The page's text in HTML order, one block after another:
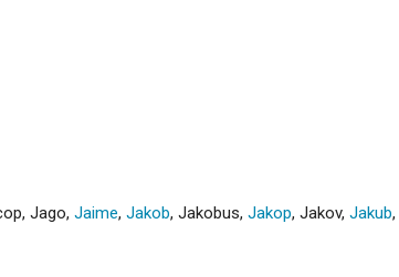
, Jago, Jaime, Jakob, Jakobus, Jakop, Jakov, Jakub,